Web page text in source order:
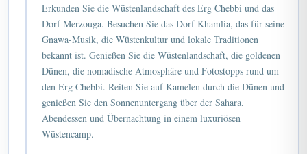
Erkunden Sie die Wüstenlandschaft des Erg Chebbi und das
Dorf Merzouga. Besuchen Sie das Dorf Khamlia, das für seine
Gnawa-Musik, die Wüstenkultur und lokale Traditionen
bekannt ist. Genießen Sie die Wüstenlandschaft, die goldenen
Dünen, die nomadische Atmosphäre und Fotostopps rund um
den Erg Chebbi. Reiten Sie auf Kamelen durch die Dünen und
genießen Sie den Sonnenuntergang über der Sahara.
Abendessen und Übernachtung in einem luxuriösen
Wüstencamp.